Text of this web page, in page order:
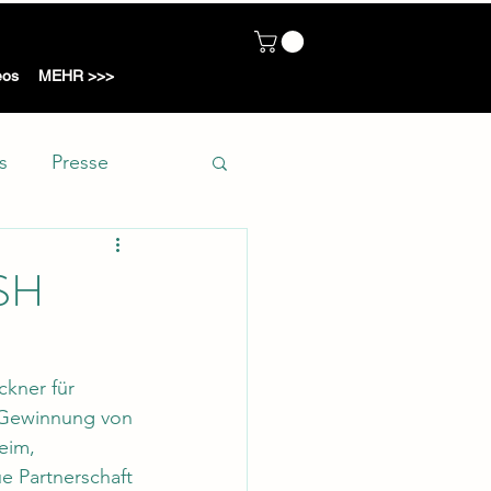
MEHR >>>
Presse
für
von
Partnerschaft